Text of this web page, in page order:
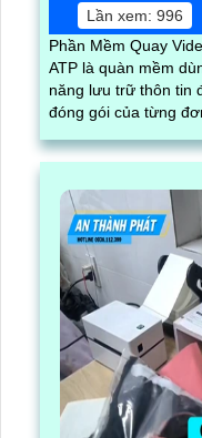
Lần xem: 996
Phần Mềm Quay
ATP là quàn mềm
năng lưu trữ thôn tin
đóng gói của từng